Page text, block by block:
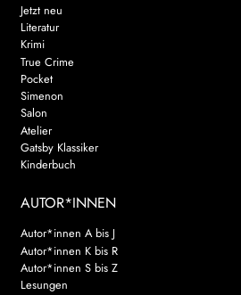
Jetzt neu
Literatur
Krimi
True Crime
Pocket
Simenon
Salon
Atelier
Gatsby Klassiker
Kinderbuch
AUTOR*INNEN
Autor*innen A bis J
Autor*innen K bis R
Autor*innen S bis Z
Lesungen